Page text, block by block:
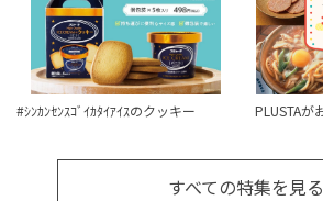
#ｼﾝｶﾝｾﾝｽｺﾞｲｶﾀｲｱｲｽのクッキー PLUSTAが
すべての特集を見る